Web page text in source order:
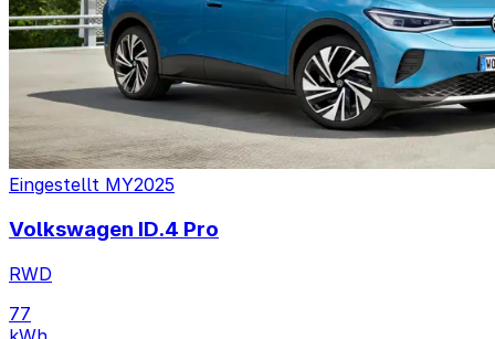
Eingestellt MY2025
Volkswagen ID.4 Pro
RWD
77